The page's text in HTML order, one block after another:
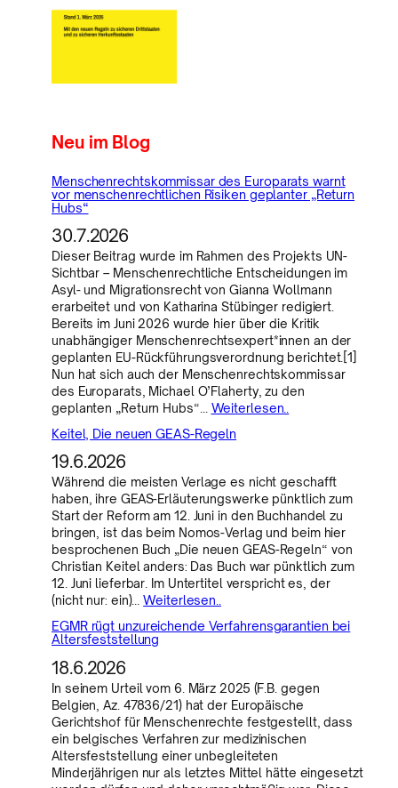
Neu im Blog
Menschenrechtskommissar des Europarats warnt
vor menschenrechtlichen Risiken geplanter „Return
Hubs“
30.7.2026
Dieser Beitrag wurde im Rahmen des Projekts UN-
Sichtbar – Menschenrechtliche Entscheidungen im
Asyl- und Migrationsrecht von Gianna Wollmann
erarbeitet und von Katharina Stübinger redigiert.
Bereits im Juni 2026 wurde hier über die Kritik
unabhängiger Menschenrechtsexpert*innen an der
geplanten EU-Rückführungsverordnung berichtet.[1]
Nun hat sich auch der Menschenrechtskommissar
des Europarats, Michael O’Flaherty, zu den
geplanten „Return Hubs“… Weiterlesen..
Keitel, Die neuen GEAS-Regeln
19.6.2026
Während die meisten Verlage es nicht geschafft
haben, ihre GEAS-Erläuterungswerke pünktlich zum
Start der Reform am 12. Juni in den Buchhandel zu
bringen, ist das beim Nomos-Verlag und beim hier
besprochenen Buch „Die neuen GEAS-Regeln“ von
Christian Keitel anders: Das Buch war pünktlich zum
12. Juni lieferbar. Im Untertitel verspricht es, der
(nicht nur: ein)…Weiterlesen..
EGMR rügt unzureichende Verfahrensgarantien bei
Altersfeststellung
18.6.2026
In seinem Urteil vom 6. März 2025 (F.B. gegen
Belgien, Az. 47836/21) hat der Europäische
Gerichtshof für Menschenrechte festgestellt, dass
ein belgisches Verfahren zur medizinischen
Altersfeststellung einer unbegleiteten
Minderjährigen nur als letztes Mittel hätte eingesetzt